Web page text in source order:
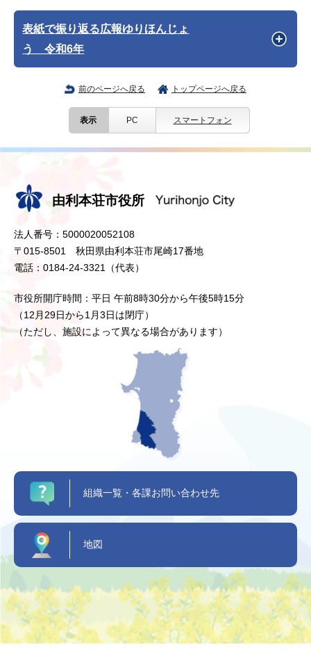
表紙で振り返る広報ゆりほんじょ
う 令和6年
前のページへ戻る トップページへ戻る
表示 PC スマートフォン
由利本荘市役所
法人番号：5000020052108
〒015-8501 秋田県由利本荘市尾崎17番地
電話：0184-24-3321（代表）
市役所開庁時間：平日 午前8時30分から午後5時15分
（12月29日から1月3日は閉庁）
（ただし、施設によって異なる場合があります）
組織一覧・各課お問い合わせ先
地図